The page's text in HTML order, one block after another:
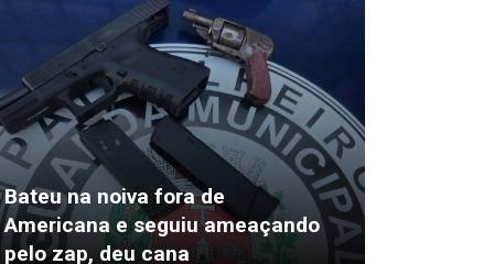
Bateu na noiva fora de
Americana e seguiu ameaçando
pelo zap, deu cana